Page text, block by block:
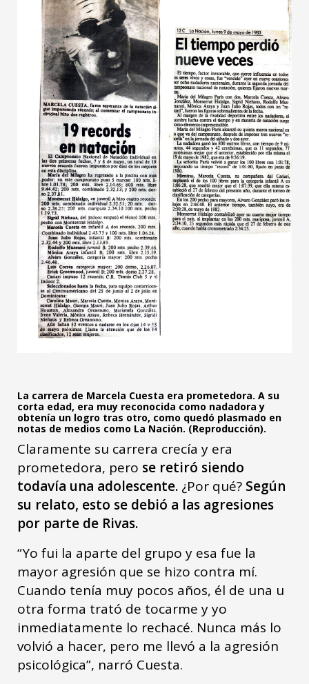
La carrera de Marcela Cuesta era prometedora. A su
corta edad, era muy reconocida como nadadora y
obtenía un logro tras otro, como quedó plasmado en
notas de medios como La Nación. (Reproducción).
Claramente su carrera crecía y era
prometedora, pero se retiró siendo
todavía una adolescente. ¿Por qué? Según
su relato, esto se debió a las agresiones
por parte de Rivas.
“Yo fui la aparte del grupo y esa fue la
mayor agresión que se hizo contra mí.
Cuando tenía muy pocos años, él de una u
otra forma trató de tocarme y yo
inmediatamente lo rechacé. Nunca más lo
volvió a hacer, pero me llevó a la agresión
psicológica”, narró Cuesta.